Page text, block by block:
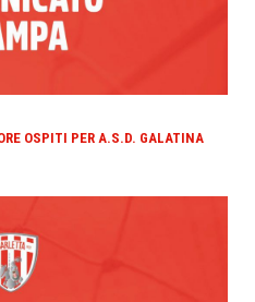
OSPITI PER A.S.D. GALATINA